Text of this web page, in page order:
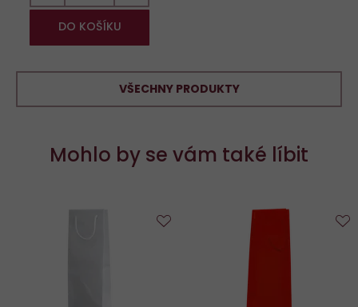
DO KOŠÍKU
VŠECHNY PRODUKTY
Mohlo by se vám také líbit